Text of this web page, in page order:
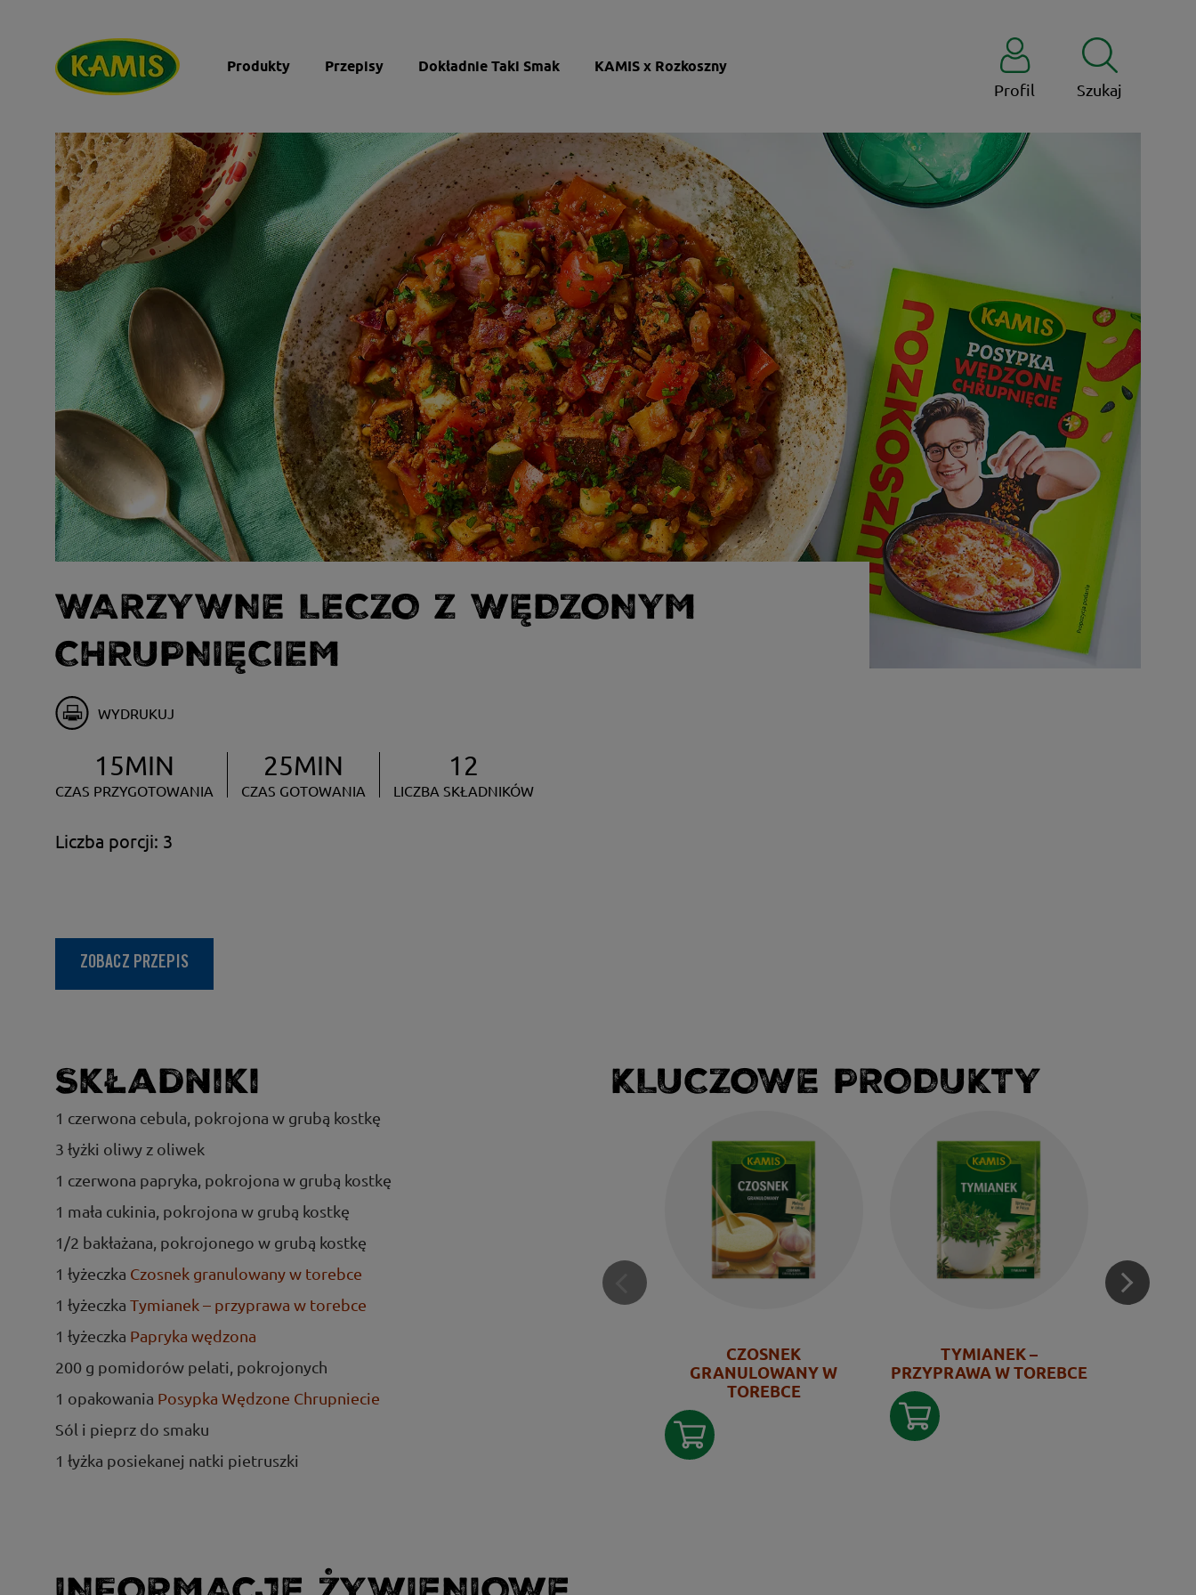
Produkty Przepisy Dokładnie Taki Smak KAMIS x Rozkoszny
Profil Szukaj
WARZYWNE LECZO Z WĘDZONYM
CHRUPNIĘCIEM
WYDRUKUJ
15MIN
CZAS PRZYGOTOWANIA
25MIN
CZAS GOTOWANIA
12
LICZBA SKŁADNIKÓW
Liczba porcji: 3
ZOBACZ PRZEPIS
Składniki
1 czerwona cebula, pokrojona w grubą kostkę
3 łyżki oliwy z oliwek
1 czerwona papryka, pokrojona w grubą kostkę
1 mała cukinia, pokrojona w grubą kostkę
1/2 bakłażana, pokrojonego w grubą kostkę
1 łyżeczka Czosnek granulowany w torebce
1 łyżeczka Tymianek – przyprawa w torebce
1 łyżeczka Papryka wędzona
200 g pomidorów pelati, pokrojonych
1 opakowania Posypka Wędzone Chrupniecie
Sól i pieprz do smaku
1 łyżka posiekanej natki pietruszki
KLUCZOWE PRODUKTY
CZOSNEK
GRANULOWANY W
TOREBCE
TYMIANEK –
PRZYPRAWA W TOREBCE